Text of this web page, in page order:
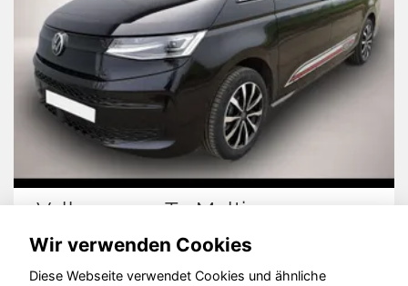
Volkswagen T7 Multivan
Wir verwenden Cookies
Diese Webseite verwendet Cookies und ähnliche